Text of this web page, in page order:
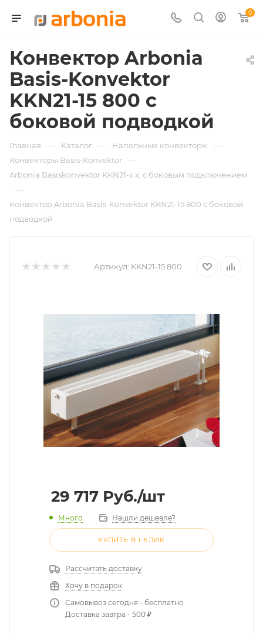
0
Конвектор Arbonia
Basis-Konvektor
KKN21-15 800 с
боковой подводкой
Главная — Каталог — Напольные конвекторы —
Конвекторы Basis-Konvektor —
Arbonia Basiskonvektor KKN21-х x, с боковым подключением
—
Конвектор Arbonia Basis-Konvektor KKN21-15 800 с боковой
подводкой
Артикул: KKN21-15 800
29 717 Руб./шт
Много Нашли дешевле?
КУПИТЬ В 1 КЛИК
Рассчитать доставку
Хочу в подарок
Самовывоз сегодня - бесплатно
Доставка завтра - 500 ₽